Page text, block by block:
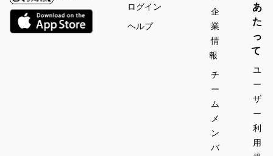
ログイン
ヘルプ
企
業
情
報
チ
ー
ム
メ
ン
バ
あ
た
っ
て
ユ
ー
ザ
ー
利
用